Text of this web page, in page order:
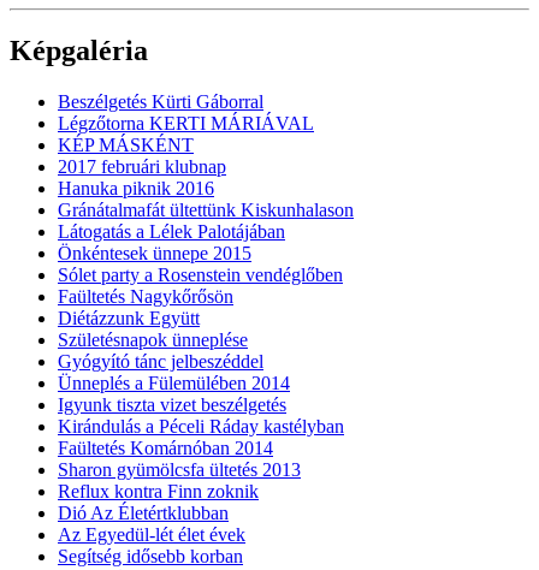
Képgaléria
Beszélgetés Kürti Gáborral
Légzőtorna KERTI MÁRIÁVAL
KÉP MÁSKÉNT
2017 februári klubnap
Hanuka piknik 2016
Gránátalmafát ültettünk Kiskunhalason
Látogatás a Lélek Palotájában
Önkéntesek ünnepe 2015
Sólet party a Rosenstein vendéglőben
Faültetés Nagykőrősön
Diétázzunk Együtt
Születésnapok ünneplése
Gyógyító tánc jelbeszéddel
Ünneplés a Fülemülében 2014
Igyunk tiszta vizet beszélgetés
Kirándulás a Péceli Ráday kastélyban
Faültetés Komárnóban 2014
Sharon gyümölcsfa ültetés 2013
Reflux kontra Finn zoknik
Dió Az Életértklubban
Az Egyedül-lét élet évek
Segítség idősebb korban